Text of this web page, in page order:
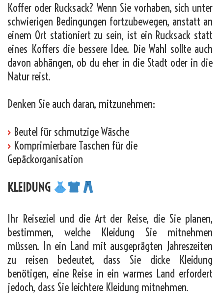
Koffer oder Rucksack? Wenn Sie vorhaben, sich unter
schwierigen Bedingungen fortzubewegen, anstatt an
einem Ort stationiert zu sein, ist ein Rucksack statt
eines Koffers die bessere Idee. Die Wahl sollte auch
davon abhängen, ob du eher in die Stadt oder in die
Natur reist.
Denken Sie auch daran, mitzunehmen:
› Beutel für schmutzige Wäsche
› Komprimierbare Taschen für die
Gepäckorganisation
KLEIDUNG
Ihr Reiseziel und die Art der Reise, die Sie planen,
bestimmen, welche Kleidung Sie mitnehmen
müssen. In ein Land mit ausgeprägten Jahreszeiten
zu reisen bedeutet, dass Sie dicke Kleidung
benötigen, eine Reise in ein warmes Land erfordert
jedoch, dass Sie leichtere Kleidung mitnehmen.